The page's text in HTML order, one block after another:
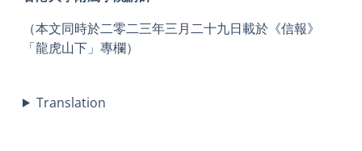
（本文同時於二零二三年三月二十九日載於《信報》
「龍虎山下」專欄）
Translation